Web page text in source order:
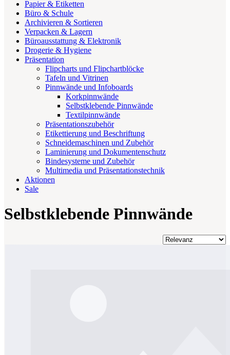
Papier & Etiketten
Büro & Schule
Archivieren & Sortieren
Verpacken & Lagern
Büroausstattung & Elektronik
Drogerie & Hygiene
Präsentation
Flipcharts und Flipchartblöcke
Tafeln und Vitrinen
Pinnwände und Infoboards
Korkpinnwände
Selbstklebende Pinnwände
Textilpinnwände
Präsentationszubehör
Etikettierung und Beschriftung
Schneidemaschinen und Zubehör
Laminierung und Dokumentenschutz
Bindesysteme und Zubehör
Multimedia und Präsentationstechnik
Aktionen
Sale
Selbstklebende Pinnwände